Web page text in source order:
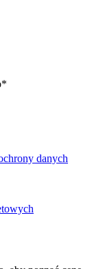
*
danych